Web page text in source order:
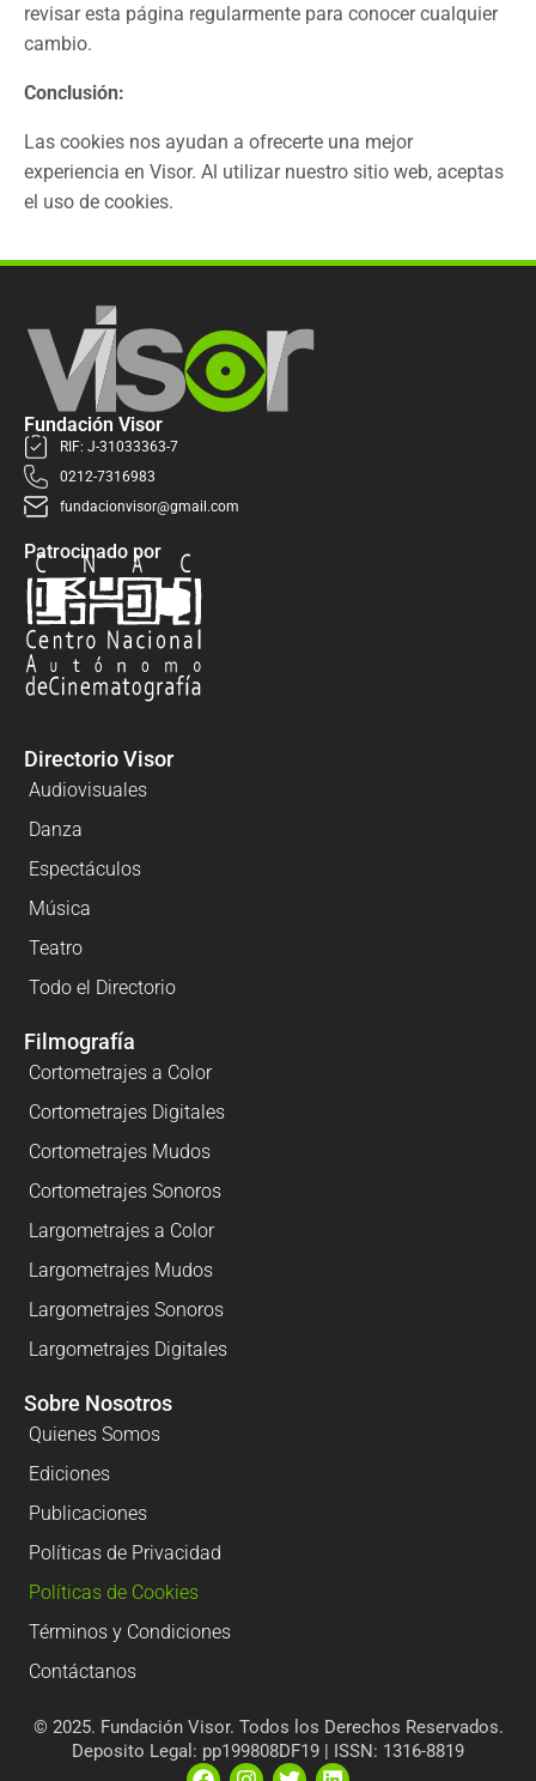
revisar esta página regularmente para conocer cualquier
cambio.
Conclusión:
Las cookies nos ayudan a ofrecerte una mejor
experiencia en Visor. Al utilizar nuestro sitio web, aceptas
el uso de cookies.
Fundación Visor
RIF: J-31033363-7
0212-7316983
fundacionvisor@gmail.com
Patrocinado por
Directorio Visor
Audiovisuales
Danza
Espectáculos
Música
Teatro
Todo el Directorio
Filmografía
Cortometrajes a Color
Cortometrajes Digitales
Cortometrajes Mudos
Cortometrajes Sonoros
Largometrajes a Color
Largometrajes Mudos
Largometrajes Sonoros
Largometrajes Digitales
Sobre Nosotros
Quienes Somos
Ediciones
Publicaciones
Políticas de Privacidad
Políticas de Cookies
Términos y Condiciones
Contáctanos
© 2025. Fundación Visor. Todos los Derechos Reservados.
Deposito Legal: pp199808DF19 | ISSN: 1316-8819